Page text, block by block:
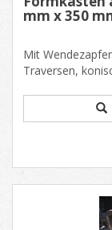
mm x 350
Mit
Traversen,